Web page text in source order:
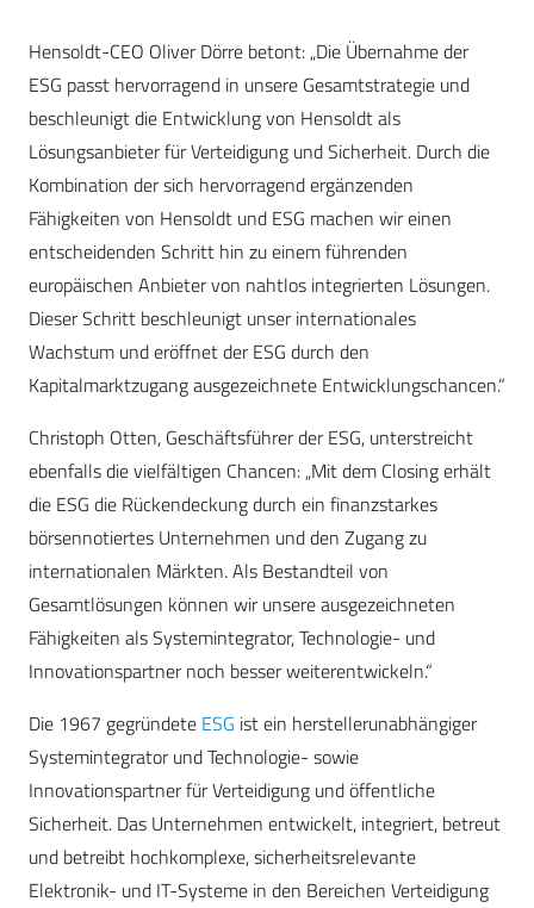
Hensoldt-CEO Oliver Dörre betont: „Die Übernahme der
ESG passt hervorragend in unsere Gesamtstrategie und
beschleunigt die Entwicklung von Hensoldt als
Lösungsanbieter für Verteidigung und Sicherheit. Durch die
Kombination der sich hervorragend ergänzenden
Fähigkeiten von Hensoldt und ESG machen wir einen
entscheidenden Schritt hin zu einem führenden
europäischen Anbieter von nahtlos integrierten Lösungen.
Dieser Schritt beschleunigt unser internationales
Wachstum und eröffnet der ESG durch den
Kapitalmarktzugang ausgezeichnete Entwicklungschancen.“
Christoph Otten, Geschäftsführer der ESG, unterstreicht
ebenfalls die vielfältigen Chancen: „Mit dem Closing erhält
die ESG die Rückendeckung durch ein finanzstarkes
börsennotiertes Unternehmen und den Zugang zu
internationalen Märkten. Als Bestandteil von
Gesamtlösungen können wir unsere ausgezeichneten
Fähigkeiten als Systemintegrator, Technologie- und
Innovationspartner noch besser weiterentwickeln.“
Die 1967 gegründete ESG ist ein herstellerunabhängiger
Systemintegrator und Technologie- sowie
Innovationspartner für Verteidigung und öffentliche
Sicherheit. Das Unternehmen entwickelt, integriert, betreut
und betreibt hochkomplexe, sicherheitsrelevante
Elektronik- und IT-Systeme in den Bereichen Verteidigung